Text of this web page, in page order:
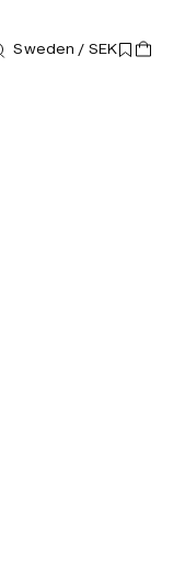
Sweden / SEK